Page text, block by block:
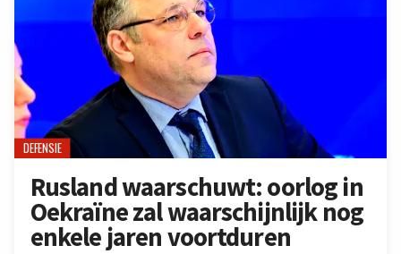
DEFENSIE
Rusland waarschuwt: oorlog in
Oekraïne zal waarschijnlijk nog
enkele jaren voortduren